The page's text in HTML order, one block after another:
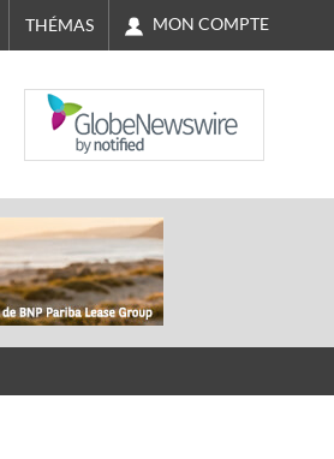
THÉMAS MON COMPTE
NASDAQ